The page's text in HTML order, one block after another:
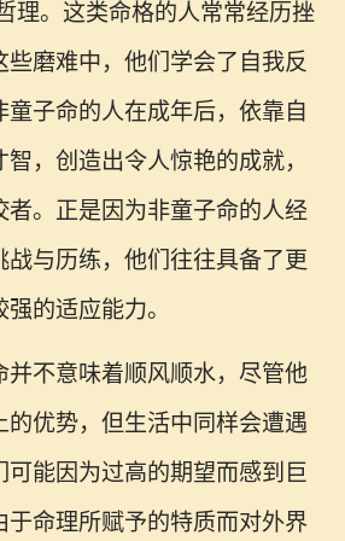
理。这类命格的人常常经历挫
些磨难中，他们学会了自我反
童子命的人在成年后，依靠自
，创造出令人惊艳的成就，
者。正是因为非童子命的人经
战与历练，他们往往具备了更
的适应能力。
并不意味着顺风顺水，尽管他
的优势，但生活中同样会遭遇
能因为过高的期望而感到巨
于命理所赋予的特质而对外界